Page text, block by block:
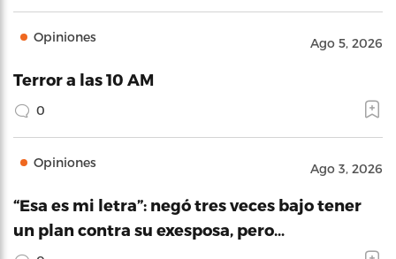
Opiniones Ago 5, 2026
Terror a las 10 AM
0
Opiniones Ago 3, 2026
“Esa es mi letra”: negó tres veces bajo tener
un plan contra su exesposa, pero…